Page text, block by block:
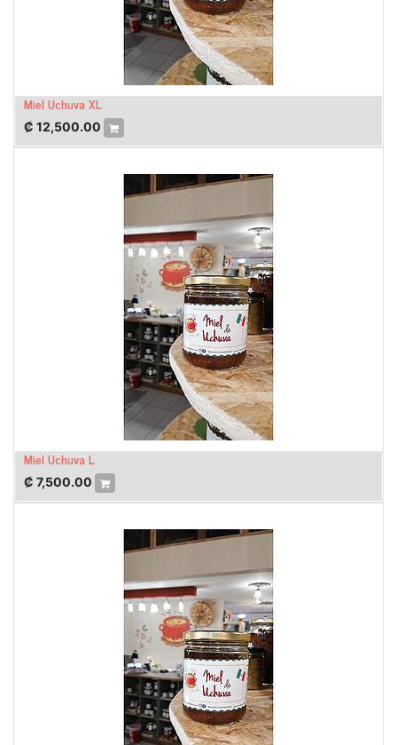
Miel Uchuva XL
₡ 12,500.00
Miel Uchuva L
₡ 7,500.00